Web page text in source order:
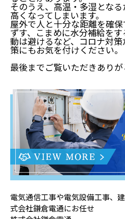
そのうえ、高温・多湿とな
高くなってしまいます。
屋外で人と十分な距離を確
ずす、こまめに水分補給を
動は避けるなど、コロナ対
策にもお気を付けください。
最後までご覧いただきありが
電気通信工事や電気設備工事、
式会社鎌倉電通にお任せ